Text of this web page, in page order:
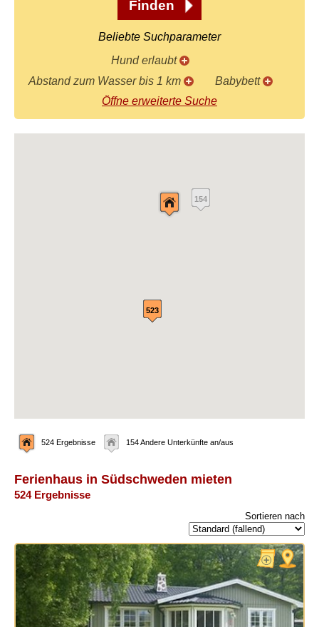
Beliebte Suchparameter
Hund erlaubt
Abstand zum Wasser bis 1 km
Babybett
Öffne erweiterte Suche
154
523
524 Ergebnisse 154 Andere Unterkünfte an/aus
Ferienhaus in Südschweden mieten
524 Ergebnisse
Sortieren nach